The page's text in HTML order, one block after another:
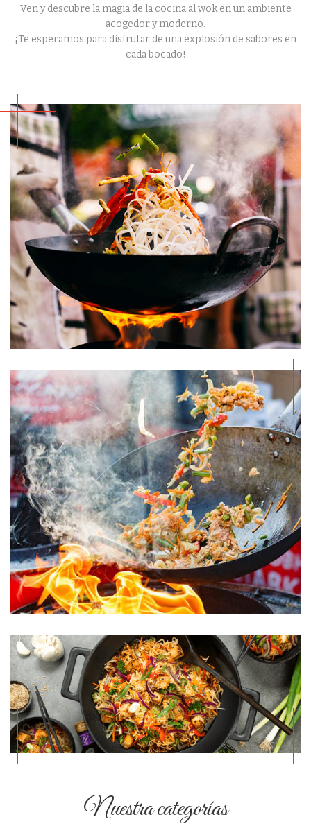
Ven y descubre la magia de la cocina al wok en un ambiente
acogedor y moderno.
¡Te esperamos para disfrutar de una explosión de sabores en
cada bocado!
Nuestra categorías